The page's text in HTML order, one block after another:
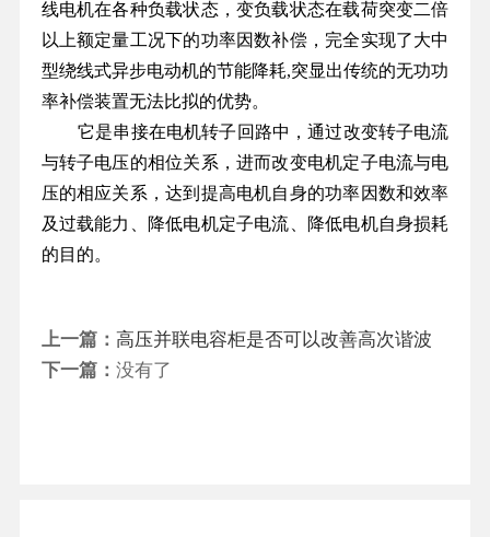
线电机在各种负载状态，变负载状态在载荷突变二倍
以上额定量工况下的功率因数补偿，完全实现了大中
型绕线式异步电动机的节能降耗,突显出传统的无功功
率补偿装置无法比拟的优势。
它是串接在电机转子回路中，通过改变转子电流
与转子电压的相位关系，进而改变电机定子电流与电
压的相应关系，达到提高电机自身的功率因数和效率
及过载能力、降低电机定子电流、降低电机自身损耗
的目的。
上一篇： 高压并联电容柜是否可以改善高次谐波
下一篇： 没有了